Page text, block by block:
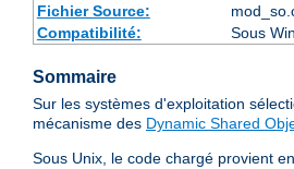
Fichier Source:
Compatibilité:
Sous
Sommaire
Sur les systèmes d'exploitation
mécanisme des Dynamic Shared
Sous Unix, le code chargé provient